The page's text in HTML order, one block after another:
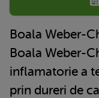
Boala Weber-
Boala Weber-
inflamatorie a
prin dureri de